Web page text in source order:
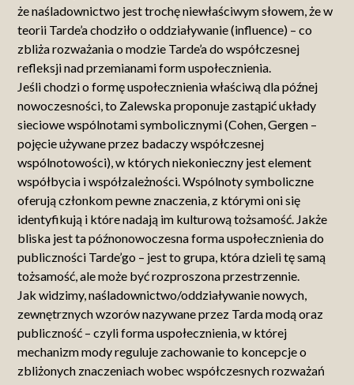
że naśladownictwo jest trochę niewłaściwym słowem, że w
teorii Tarde’a chodziło o oddziaływanie (influence) – co
zbliża rozważania o modzie Tarde’a do współczesnej
refleksji nad przemianami form uspołecznienia.
Jeśli chodzi o formę uspołecznienia właściwą dla późnej
nowoczesności, to Zalewska proponuje zastąpić układy
sieciowe wspólnotami symbolicznymi (Cohen, Gergen –
pojęcie używane przez badaczy współczesnej
wspólnotowości), w których niekonieczny jest element
współbycia i współzależności. Wspólnoty symboliczne
oferują członkom pewne znaczenia, z którymi oni się
identyfikują i które nadają im kulturową tożsamość. Jakże
bliska jest ta późnonowoczesna forma uspołecznienia do
publiczności Tarde’go – jest to grupa, która dzieli tę samą
tożsamość, ale może być rozproszona przestrzennie.
Jak widzimy, naśladownictwo/oddziaływanie nowych,
zewnętrznych wzorów nazywane przez Tarda modą oraz
publiczność – czyli forma uspołecznienia, w której
mechanizm mody reguluje zachowanie to koncepcje o
zbliżonych znaczeniach wobec współczesnych rozważań